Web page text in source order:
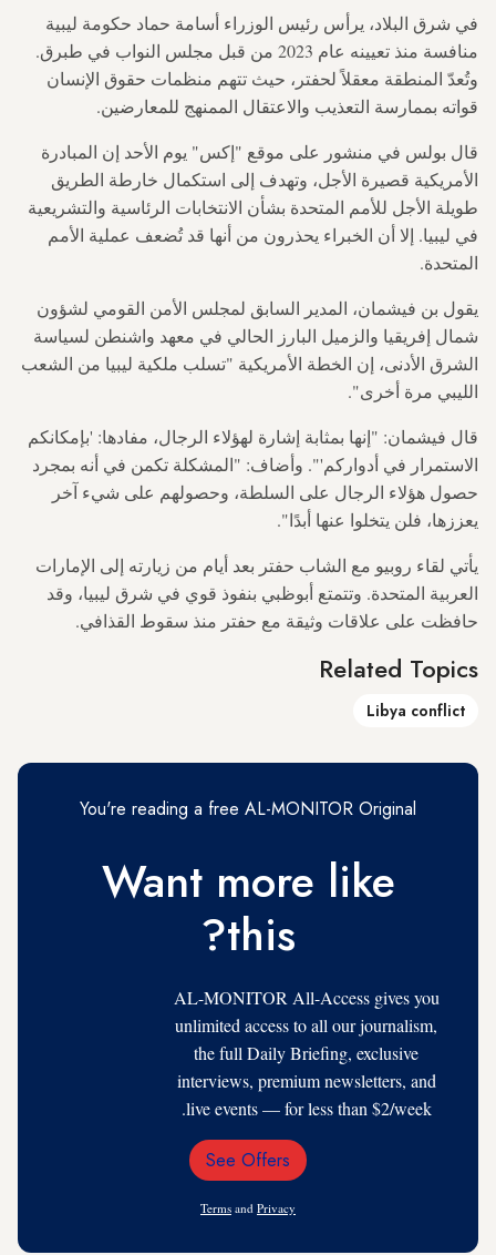
في شرق البلاد، يرأس رئيس الوزراء أسامة حماد حكومة ليبية
منافسة منذ تعيينه عام 2023 من قبل مجلس النواب في طبرق.
وتُعدّ المنطقة معقلاً لحفتر، حيث تتهم منظمات حقوق الإنسان
قواته بممارسة التعذيب والاعتقال الممنهج للمعارضين.
قال بولس في منشور على موقع "إكس" يوم الأحد إن المبادرة
الأمريكية قصيرة الأجل، وتهدف إلى استكمال خارطة الطريق
طويلة الأجل للأمم المتحدة بشأن الانتخابات الرئاسية والتشريعية
في ليبيا. إلا أن الخبراء يحذرون من أنها قد تُضعف عملية الأمم
المتحدة.
يقول بن فيشمان، المدير السابق لمجلس الأمن القومي لشؤون
شمال إفريقيا والزميل البارز الحالي في معهد واشنطن لسياسة
الشرق الأدنى، إن الخطة الأمريكية "تسلب ملكية ليبيا من الشعب
الليبي مرة أخرى".
قال فيشمان: "إنها بمثابة إشارة لهؤلاء الرجال، مفادها: 'بإمكانكم
الاستمرار في أدواركم'". وأضاف: "المشكلة تكمن في أنه بمجرد
حصول هؤلاء الرجال على السلطة، وحصولهم على شيء آخر
يعززها، فلن يتخلوا عنها أبدًا".
يأتي لقاء روبيو مع الشاب حفتر بعد أيام من زيارته إلى الإمارات
العربية المتحدة. وتتمتع أبوظبي بنفوذ قوي في شرق ليبيا، وقد
حافظت على علاقات وثيقة مع حفتر منذ سقوط القذافي.
Related Topics
Libya conflict
You're reading a free AL-MONITOR Original
Want more like
this?
AL-MONITOR All-Access gives you
unlimited access to all our journalism,
the full Daily Briefing, exclusive
interviews, premium newsletters, and
live events — for less than $2/week.
Email
See Offers
Terms and Privacy